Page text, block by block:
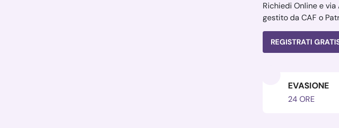
Richiedi Online e via
gestito da CAF o
REGISTRATI
EVASIONE
24 ORE